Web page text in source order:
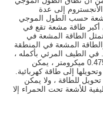
إلى عدة
حسب الطول الموجي
أكبر طاقة مشعة تقع في
، حيث تمثل حوالي 48 ٪ ، وتمثل الطاقة المشعة في
فوق البنفسجية حوالي 8 ٪ ، والطاقة المشعة في المنطقة
للأشعة تحت الحمراء تمثل حوالي 44 ٪. في الطيف المرئي بأكمله ،
تكون الطاقة القصوى في الطول الموجي عند 0.475 ميكرومتر ، يمكن
إلى طاقة كهربائية.
للطاقة ، ولا يمكن
للأشعة تحت الحمراء إلا